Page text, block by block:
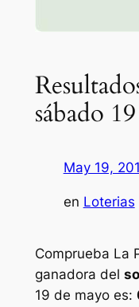
sábado
May 19,
en Loterias
Comprueba La
ganadora del
19 de mayo es: